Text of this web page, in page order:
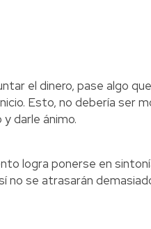
el dinero, pase algo
Esto, no debería ser
darle ánimo.
logra ponerse en
se atrasarán